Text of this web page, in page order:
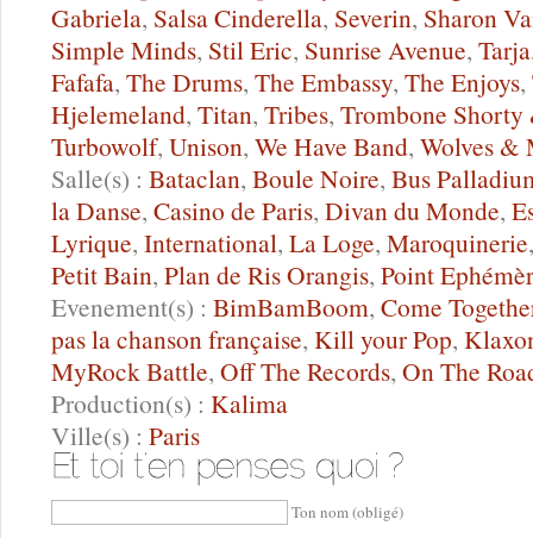
Gabriela, Salsa Cinderella, Severin, Sharon
Simple Minds, Stil Eric, Sunrise Avenue, Tarja
Fafafa, The Drums, The Embassy, The Enjoys,
Hjelemeland, Titan, Tribes, Trombone
Turbowolf, Unison, We Have Band, Wolves &
Salle(s) : Bataclan, Boule Noire, Bus
la Danse, Casino de Paris, Divan du Monde,
Lyrique, International, La Loge, Maroquinerie
Petit Bain, Plan de Ris Orangis, Point
Evenement(s) : BimBamBoom, Come
pas la chanson française, Kill your Pop,
MyRock Battle, Off The Records, On The
Production(s) : Kalima
Ville(s) : Paris
Ton nom (obligé)